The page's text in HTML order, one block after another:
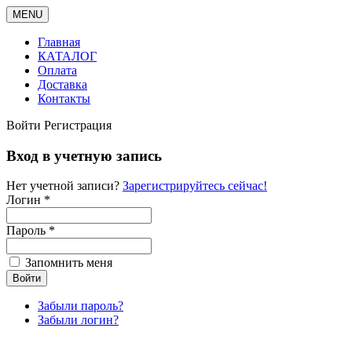
MENU
Главная
КАТАЛОГ
Оплата
Доставка
Контакты
Войти Регистрация
Вход в учетную запись
Нет учетной записи? Зарегистрируйтесь сейчас!
Логин *
Пароль *
Запомнить меня
Забыли пароль?
Забыли логин?